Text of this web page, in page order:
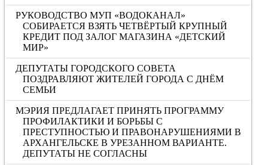
РУКОВОДСТВО МУП «ВОДОКАНАЛ»
СОБИРАЕТСЯ ВЗЯТЬ ЧЕТВЁРТЫЙ КРУПНЫЙ
КРЕДИТ ПОД ЗАЛОГ МАГАЗИНА «ДЕТСКИЙ
МИР»
ДЕПУТАТЫ ГОРОДСКОГО СОВЕТА
ПОЗДРАВЛЯЮТ ЖИТЕЛЕЙ ГОРОДА С ДНЁМ
СЕМЬИ
МЭРИЯ ПРЕДЛАГАЕТ ПРИНЯТЬ ПРОГРАММУ
ПРОФИЛАКТИКИ И БОРЬБЫ С
ПРЕСТУПНОСТЬЮ И ПРАВОНАРУШЕНИЯМИ В
АРХАНГЕЛЬСКЕ В УРЕЗАННОМ ВАРИАНТЕ.
ДЕПУТАТЫ НЕ СОГЛАСНЫ